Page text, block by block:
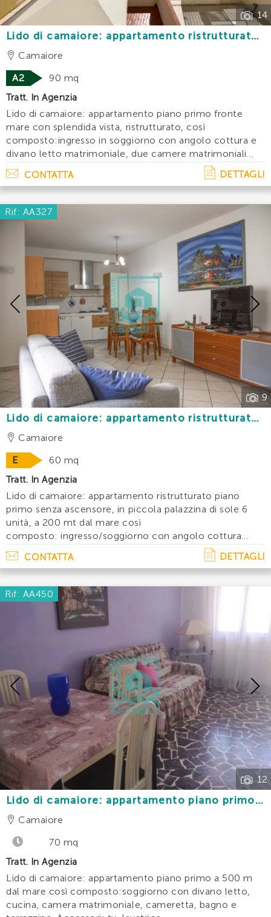
14
Lido di camaiore: appartamento ristrutturato
fronte mare con splendida vista e terrazza
vivibile
Camaiore
A2
90 mq
Tratt. In Agenzia
Lido di camaiore: appartamento piano primo fronte
mare con splendida vista, ristrutturato, così
composto:ingresso in soggiorno con angolo cottura e
divano letto matrimoniale, due camere matrimoniali
entrambe da tre posti letto, due bagni con doccia,
ripostiglio e terrazza vivibile. 8 posti letto. . .
CONTATTA DETTAGLI
Rif: AA327
9
Previous
Lido di camaiore: appartamento ristrutturato
con 2 camere a 200 mt. Dal mare
Camaiore
E
60 mq
Tratt. In Agenzia
Lido di camaiore: appartamento ristrutturato piano
primo senza ascensore, in piccola palazzina di sole 6
unità, a 200 mt dal mare così
composto: ingresso/soggiorno con angolo cottura
balcone e divano letto, camera matrimoniale,
cameretta con due lettini, bagno con doccia. Access. . .
CONTATTA DETTAGLI
Rif: AA450
12
Previous
Lido di camaiore: appartamento piano primo
con 2 camere a 500 m dal mare
Camaiore
70 mq
Tratt. In Agenzia
Lido di camaiore: appartamento piano primo a 500 m
dal mare così composto:soggiorno con divano letto,
cucina, camera matrimoniale, cameretta, bagno e